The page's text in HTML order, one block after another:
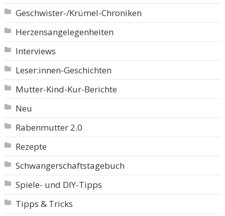
Geschwister-/Krümel-Chroniken
Herzensangelegenheiten
Interviews
Leser:innen-Geschichten
Mutter-Kind-Kur-Berichte
Neu
Rabenmutter 2.0
Rezepte
Schwangerschaftstagebuch
Spiele- und DIY-Tipps
Tipps & Tricks